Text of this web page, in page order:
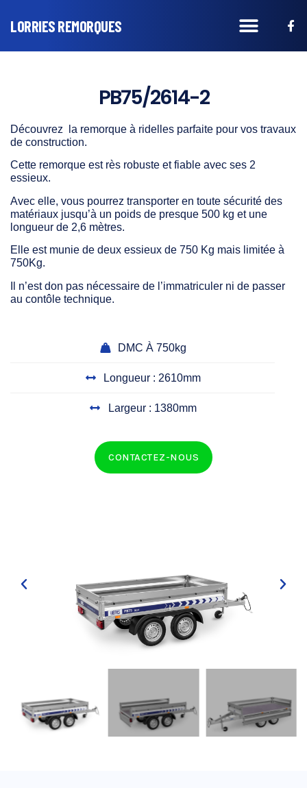
LORRIES REMORQUES
PB75/2614-2
Découvrez la remorque à ridelles parfaite pour vos travaux
de construction.
Cette remorque est rès robuste et fiable avec ses 2
essieux.
Avec elle, vous pourrez transporter en toute sécurité des
matériaux jusqu’à un poids de presque 500 kg et une
longueur de 2,6 mètres.
Elle est munie de deux essieux de 750 Kg mais limitée à
750Kg.
Il n’est don pas nécessaire de l’immatriculer ni de passer
au contôle technique.
DMC À 750kg
Longueur : 2610mm
Largeur : 1380mm
CONTACTEZ-NOUS